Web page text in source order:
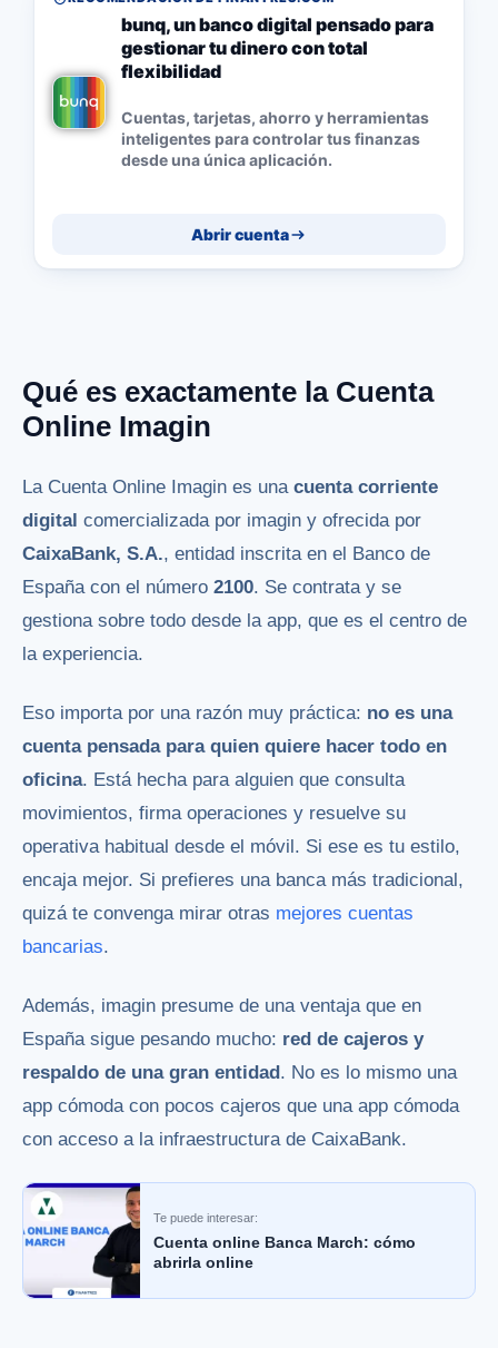
bunq, un banco digital pensado para
gestionar tu dinero con total
flexibilidad
Cuentas, tarjetas, ahorro y herramientas
inteligentes para controlar tus finanzas
desde una única aplicación.
Abrir cuenta
Qué es exactamente la Cuenta
Online Imagin
La Cuenta Online Imagin es una cuenta corriente
digital comercializada por imagin y ofrecida por
CaixaBank, S.A., entidad inscrita en el Banco de
España con el número 2100. Se contrata y se
gestiona sobre todo desde la app, que es el centro de
la experiencia.
Eso importa por una razón muy práctica: no es una
cuenta pensada para quien quiere hacer todo en
oficina. Está hecha para alguien que consulta
movimientos, firma operaciones y resuelve su
operativa habitual desde el móvil. Si ese es tu estilo,
encaja mejor. Si prefieres una banca más tradicional,
quizá te convenga mirar otras mejores cuentas
bancarias.
Además, imagin presume de una ventaja que en
España sigue pesando mucho: red de cajeros y
respaldo de una gran entidad. No es lo mismo una
app cómoda con pocos cajeros que una app cómoda
con acceso a la infraestructura de CaixaBank.
Te puede interesar:
Cuenta online Banca March: cómo
abrirla online